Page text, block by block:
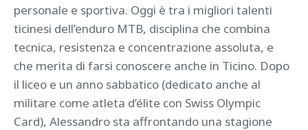
personale e sportiva. Oggi è tra i migliori talenti
ticinesi dell’enduro MTB, disciplina che combina
tecnica, resistenza e concentrazione assoluta, e
che merita di farsi conoscere anche in Ticino. Dopo
il liceo e un anno sabbatico (dedicato anche al
militare come atleta d’élite con Swiss Olympic
Card), Alessandro sta affrontando una stagione